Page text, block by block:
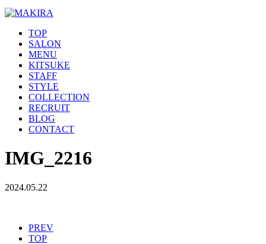
TOP
SALON
MENU
KITSUKE
STAFF
STYLE
COLLECTION
RECRUIT
BLOG
CONTACT
IMG_2216
2024.05.22
PREV
TOP